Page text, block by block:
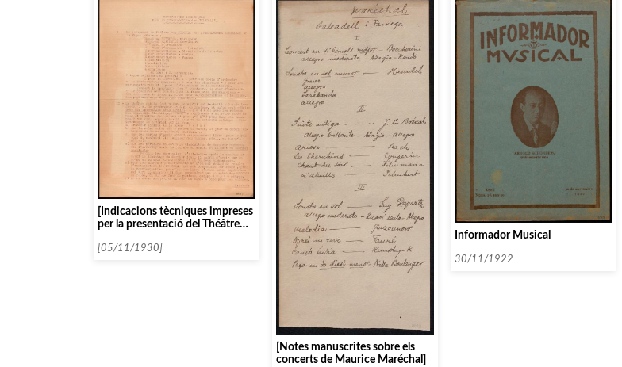
[Indicacions tècniques impreses
per la presentació del Théâtre
[05/11/1930]
[Notes manuscrites sobre els
concerts de Maurice Maréchal]
Informador Musical
30/11/1922